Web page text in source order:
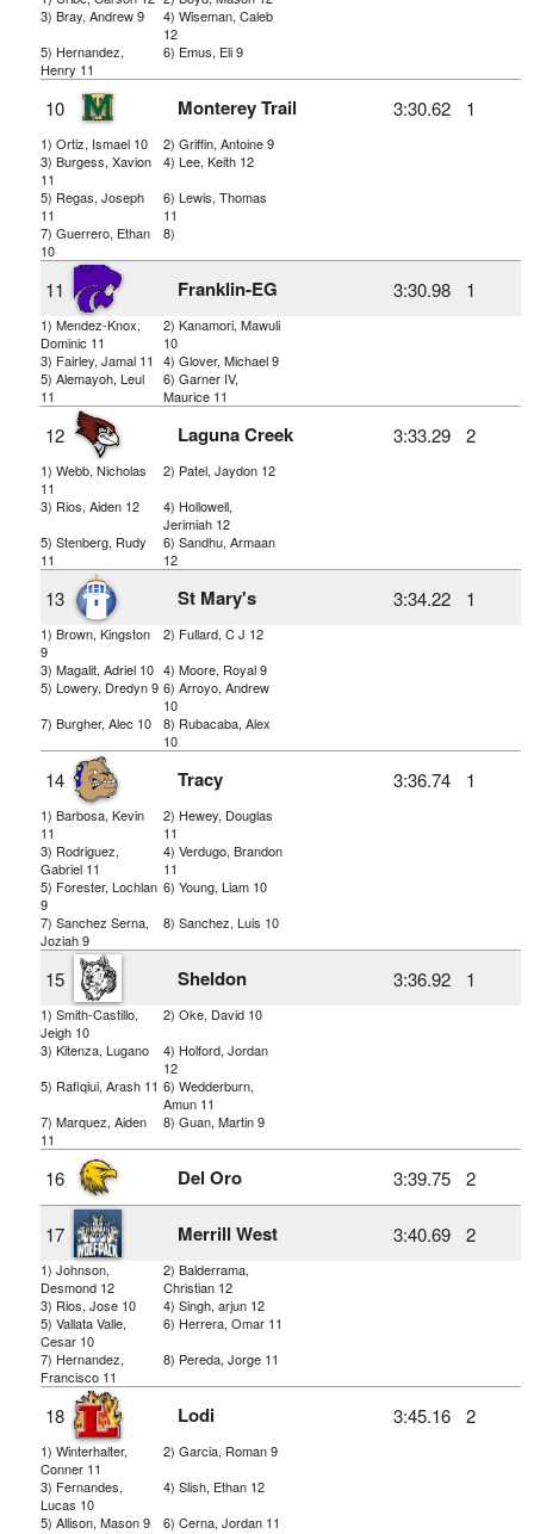
3) Bray, Andrew 9
4) Wiseman, Caleb
12
5) Hernandez,
Henry 11
6) Emus, Eli 9
10 Monterey Trail 3:30.62 1
1) Ortiz, Ismael 10
2) Griffin, Antoine 9
3) Burgess, Xavion
11
4) Lee, Keith 12
5) Regas, Joseph
11
6) Lewis, Thomas
11
7) Guerrero, Ethan
10
8)
11 Franklin-EG 3:30.98 1
1) Mendez-Knox,
Dominic 11
2) Kanamori, Mawuli
10
3) Fairley, Jamal 11
4) Glover, Michael 9
5) Alemayoh, Leul
11
6) Garner IV,
Maurice 11
12 Laguna Creek 3:33.29 2
1) Webb, Nicholas
11
2) Patel, Jaydon 12
3) Rios, Aiden 12
4) Hollowell,
Jerimiah 12
5) Stenberg, Rudy
11
6) Sandhu, Armaan
12
13 St Mary's 3:34.22 1
1) Brown, Kingston
9
2) Fullard, C J 12
3) Magalit, Adriel 10 4) Moore, Royal 9
5) Lowery, Dredyn 9 6) Arroyo, Andrew
10
7) Burgher, Alec 10
8) Rubacaba, Alex
10
14 Tracy 3:36.74 1
1) Barbosa, Kevin
11
2) Hewey, Douglas
11
3) Rodriguez,
Gabriel 11
4) Verdugo, Brandon
11
5) Forester, Lochlan
9
6) Young, Liam 10
7) Sanchez Serna,
Joziah 9
8) Sanchez, Luis 10
15 Sheldon 3:36.92 1
1) Smith-Castillo,
Jeigh 10
2) Oke, David 10
3) Kitenza, Lugano
4) Holford, Jordan
12
5) Rafiqiui, Arash 11 6) Wedderburn,
Amun 11
7) Marquez, Aiden
11
8) Guan, Martin 9
16 Del Oro 3:39.75 2
17 Merrill West 3:40.69 2
1) Johnson,
Desmond 12
2) Balderrama,
Christian 12
3) Rios, Jose 10
4) Singh, arjun 12
5) Vallata Valle,
Cesar 10
6) Herrera, Omar 11
7) Hernandez,
Francisco 11
8) Pereda, Jorge 11
18 Lodi 3:45.16 2
1) Winterhalter,
Conner 11
2) Garcia, Roman 9
3) Fernandes,
Lucas 10
4) Slish, Ethan 12
5) Allison, Mason 9
6) Cerna, Jordan 11